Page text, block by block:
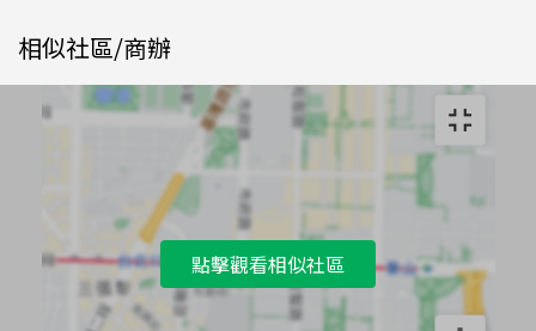
相似社區/商辦
點擊觀看相似社區